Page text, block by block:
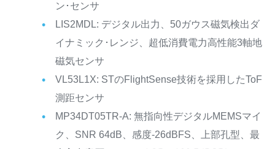
ン･センサ
LIS2MDL: デジタル出力、50ガウス磁気検出ダ
イナミック･レンジ、超低消費電力高性能3軸地
磁気センサ
VL53L1X: STのFlightSense技術を採用したToF
測距センサ
MP34DT05TR-A: 無指向性デジタルMEMSマイ
ク、SNR 64dB、感度-26dBFS、上部孔型、最